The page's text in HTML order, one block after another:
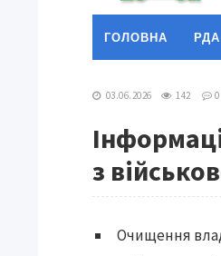
ГОЛОВНА РДА
03.06.2026 142 0
з
Очищення